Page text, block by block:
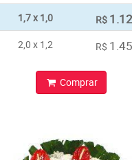
1,7 x 1,0 R$
2,0 x 1,2 R$
Comprar